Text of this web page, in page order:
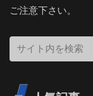
ご注意下さい。